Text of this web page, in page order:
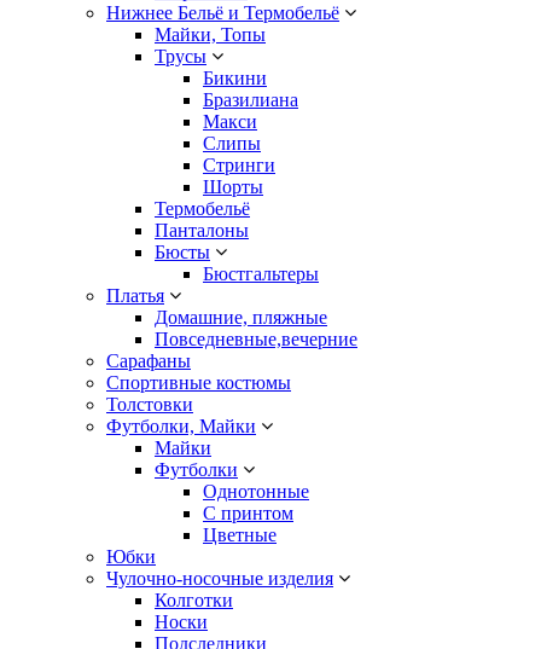
Нижнее Бельё и Термобельё
Майки, Топы
Трусы
Бикини
Бразилиана
Макси
Слипы
Стринги
Шорты
Термобельё
Панталоны
Бюсты
Бюстгальтеры
Платья
Домашние, пляжные
Повседневные,вечерние
Сарафаны
Спортивные костюмы
Толстовки
Футболки, Майки
Майки
Футболки
Однотонные
С принтом
Цветные
Юбки
Чулочно-носочные изделия
Колготки
Носки
Подследники